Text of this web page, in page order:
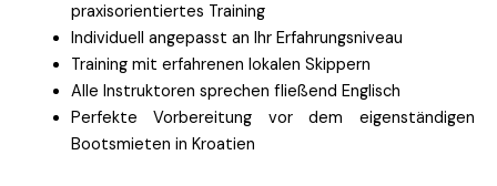
praxisorientiertes Training
Individuell angepasst an Ihr Erfahrungsniveau
Training mit erfahrenen lokalen Skippern
Alle Instruktoren sprechen fließend Englisch
Perfekte Vorbereitung vor dem eigenständigen
Bootsmieten in Kroatien